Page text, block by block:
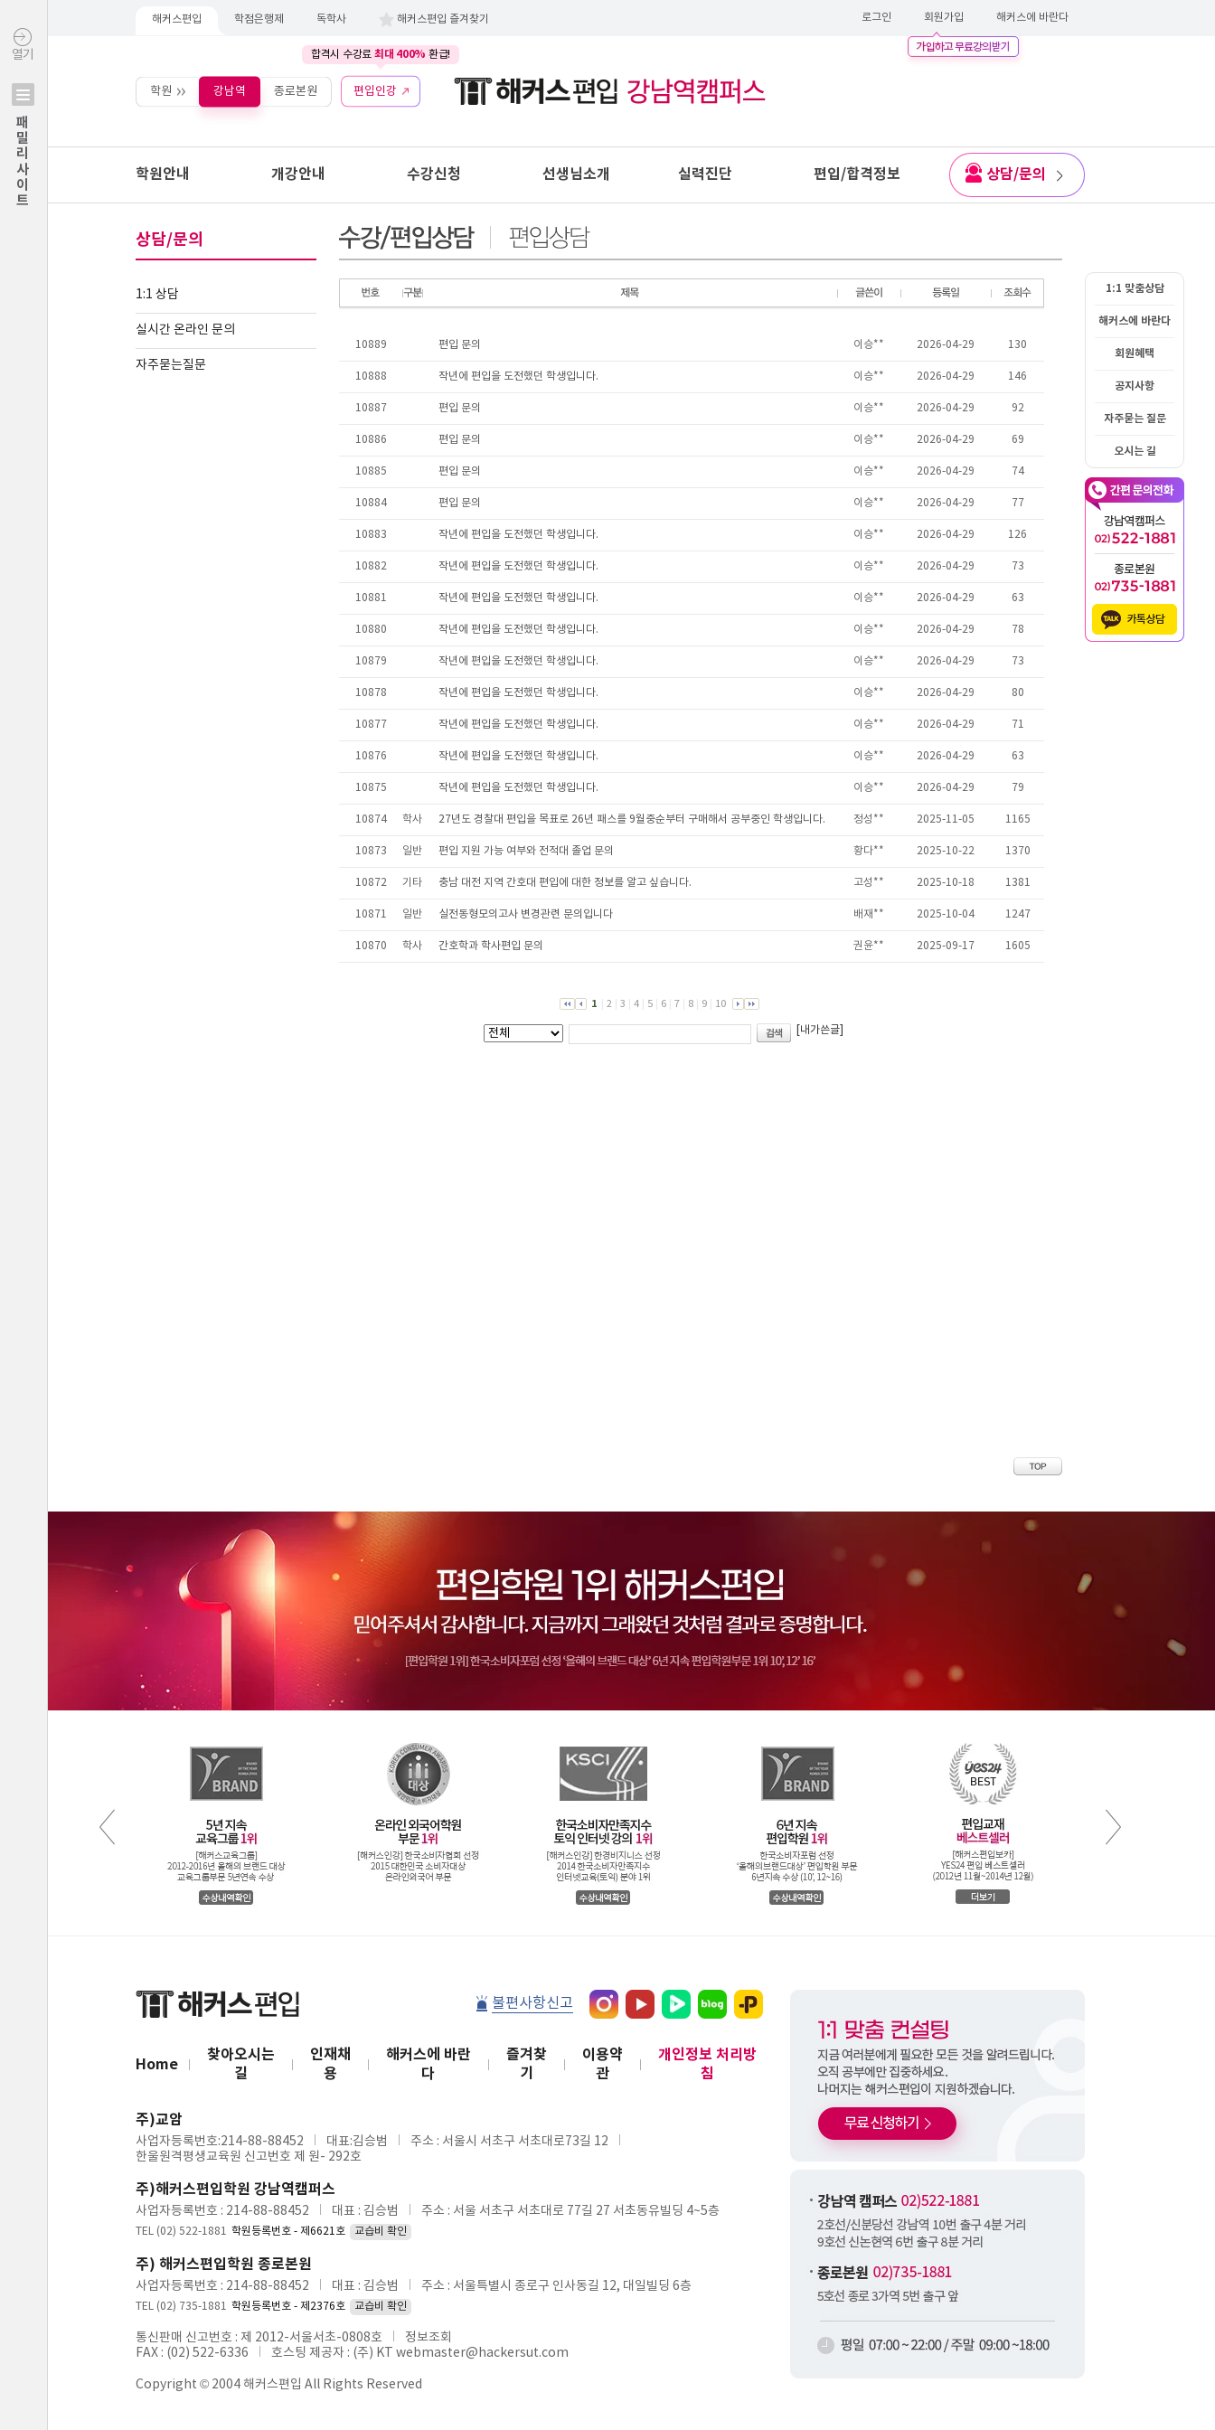
열기
패밀리사이트
해커스편입 학점은행제 독학사 해커스편입 즐겨찾기 로그인 회원가입 해커스에 바란다
합격시 수강료 최대 400% 환급!
학원 강남역 종로본원 편입인강
학원안내 개강안내 수강신청 선생님소개 실력진단 편입/합격정보 상담/문의
상담/문의
1:1 상담
실시간 온라인 문의
자주묻는질문
1:1 맞춤상담
해커스에 바란다
회원혜택
공지사항
자주묻는 질문
오시는 길
불편사항신고
Home
찾아오시는
길
인재채
용
해커스에 바란
다
즐겨찾
기
이용약
관
개인정보 처리방
침
주)교암
사업자등록번호:214-88-88452 대표:김승범
주소 : 서울시 서초구 서초대로73길 12
한울원격평생교육원 신고번호 제 원- 292호
주)해커스편입학원 강남역캠퍼스
사업자등록번호 : 214-88-88452 대표 : 김승범 주소 : 서울 서초구 서초대로 77길 27 서초동유빌딩 4~5층
TEL (02) 522-1881 학원등록번호 - 제6621호 교습비 확인
주) 해커스편입학원 종로본원
사업자등록번호 : 214-88-88452 대표 : 김승범 주소 : 서울특별시 종로구 인사동길 12, 대일빌딩 6층
TEL (02) 735-1881 학원등록번호 - 제2376호 교습비 확인
통신판매 신고번호 : 제 2012-서울서초-0808호
정보조회
FAX : (02) 522-6336
호스팅 제공자 : (주) KT webmaster@hackersut.com
Copyright © 2004 해커스편입 All Rights Reserved